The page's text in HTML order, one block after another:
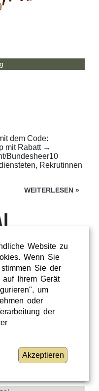
dem Code:
mit Rabatt →
Bundesheer10
Rekrutinnen
WEITERLESEN »
Website zu
Wenn Sie
Sie der
Ihrem Gerät
um
oder
der
Akzeptieren